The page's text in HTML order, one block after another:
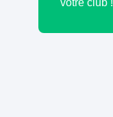
votre club !